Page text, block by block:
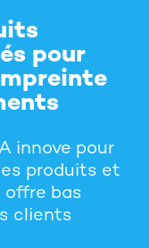
pour
innove pour
produits et
offre bas
clients